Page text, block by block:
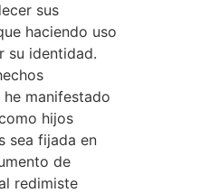
sus
haciendo uso
su identidad.
manifestado
hijos
sea fijada en
de
redimiste